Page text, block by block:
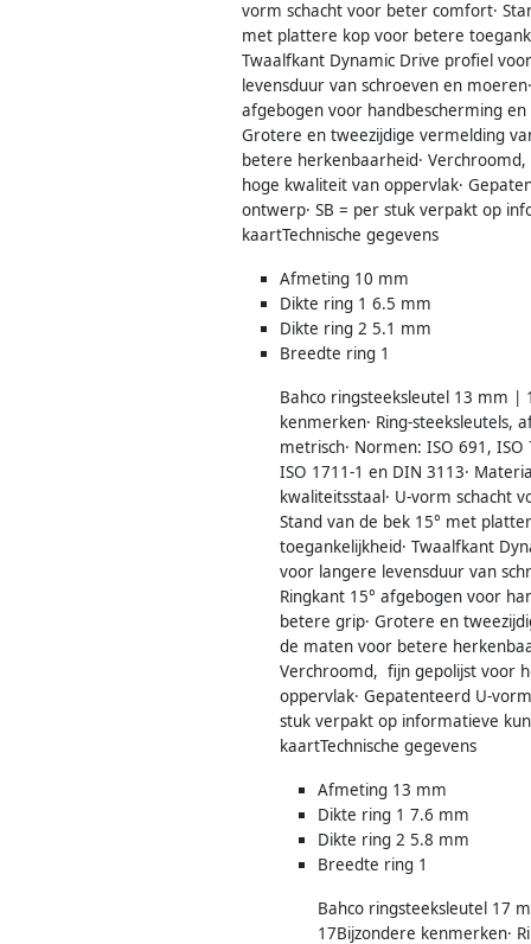
vorm schacht voor beter comfort·
met plattere kop voor betere
Twaalfkant Dynamic Drive profiel
levensduur van schroeven en
afgebogen voor handbescherming en
Grotere en tweezijdige vermelding
betere herkenbaarheid·
hoge kwaliteit van oppervlak·
ontwerp· SB = per stuk verpakt op
kaartTechnische gegevens
Afmeting 10 mm
Dikte ring 1 6.5 mm
Dikte ring 2 5.1 mm
Breedte ring 1
Bahco ringsteeksleutel 13 mm |
kenmerken· Ring-steeksleutels,
metrisch· Normen: ISO 691,
ISO 1711-1 en DIN 3113·
kwaliteitsstaal· U-vorm schacht
Stand van de bek 15° met
toegankelijkheid· Twaalfkant
voor langere levensduur van
Ringkant 15° afgebogen voor
betere grip· Grotere en
de maten voor betere
Verchroomd, fijn gepolijst voor
oppervlak· Gepatenteerd U-
stuk verpakt op informatieve
kaartTechnische gegevens
Afmeting 13 mm
Dikte ring 1 7.6 mm
Dikte ring 2 5.8 mm
Breedte ring 1
Bahco ringsteeksleutel 17
17Bijzondere kenmerken·